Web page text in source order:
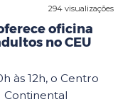
294 visualizações
oficina
no CEU
às 12h, o Centro
Continental